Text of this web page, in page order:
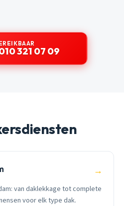
321 07 09
→
van daklekkage tot complete
voor elk type dak.